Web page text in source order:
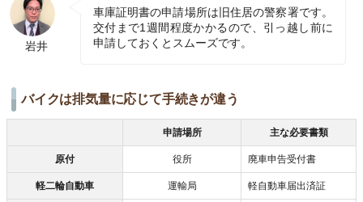
岩井
車庫証明書の申請場所は旧住居の警察署です。
交付まで1週間程度かかるので、引っ越し前に
申請しておくとスムーズです。
バイクは排気量に応じて手続きが違う
申請場所 主な必要書類
原付 役所 廃車申告受付書
軽二輪自動車 運輸局 軽自動車届出済証